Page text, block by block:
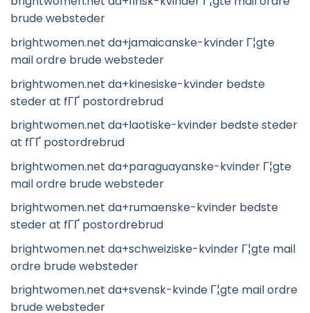
brude websteder
brightwomen.net da+jamaicanske-kvinder Г¦gte
mail ordre brude websteder
brightwomen.net da+kinesiske-kvinder bedste
steder at fГҐ postordrebrud
brightwomen.net da+laotiske-kvinder bedste steder
at fГҐ postordrebrud
brightwomen.net da+paraguayanske-kvinder Г¦gte
mail ordre brude websteder
brightwomen.net da+rumaenske-kvinder bedste
steder at fГҐ postordrebrud
brightwomen.net da+schweiziske-kvinder Г¦gte mail
ordre brude websteder
brightwomen.net da+svensk-kvinde Г¦gte mail ordre
brude websteder